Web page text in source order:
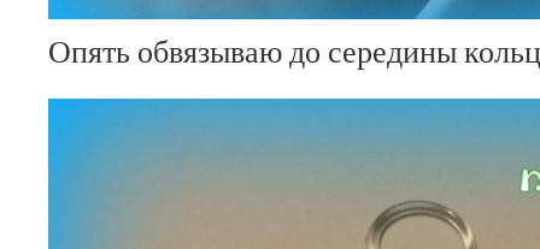
Опять обвязываю до середины